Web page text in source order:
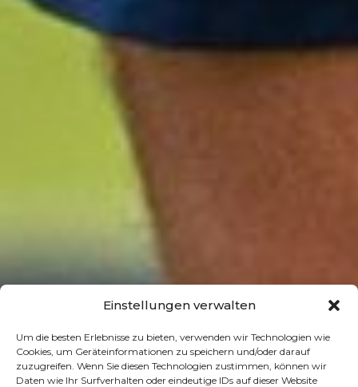
Einstellungen verwalten
Um die besten Erlebnisse zu bieten, verwenden wir Technologien wie
Cookies, um Geräteinformationen zu speichern und/oder darauf
zuzugreifen. Wenn Sie diesen Technologien zustimmen, können wir
Daten wie Ihr Surfverhalten oder eindeutige IDs auf dieser Website